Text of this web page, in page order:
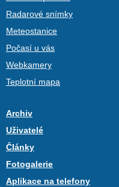
Radarové snímky
Meteostanice
Počasí u vás
Webkamery
Teplotní mapa
Archiv
Uživatelé
Články
Fotogalerie
Aplikace na telefony